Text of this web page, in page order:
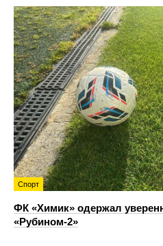
Спорт
ФК «Химик» одержал
«Рубином‑2»